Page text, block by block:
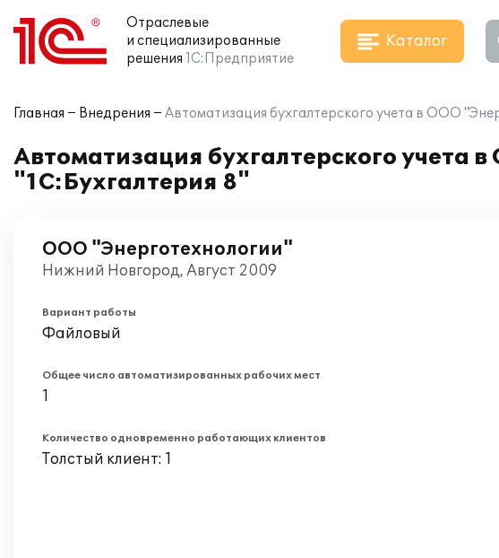
Отраслевые
и специализированные
решения 1С:Предприятие
Каталог
Главная Внедрения Автоматизация бухгалтерского учета в ООО
Автоматизация бухгалтерского учета
"1С:Бухгалтерия 8"
ООО "Энерготехнологии"
Нижний Новгород, Август 2009
Вариант работы
Файловый
Общее число автоматизированных рабочих мест
1
Количество одновременно работающих клиентов
Толстый клиент: 1